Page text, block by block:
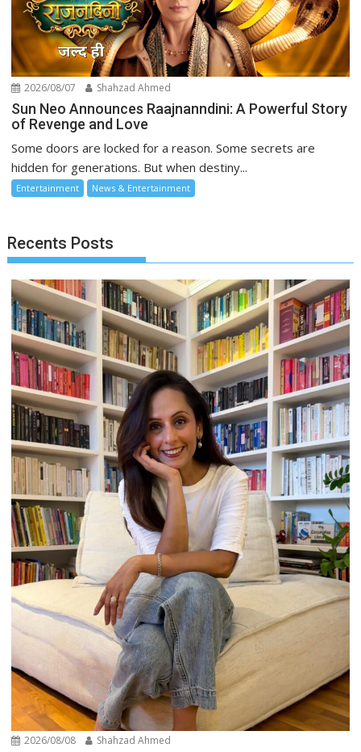
2026/08/07 Shahzad Ahmed
Sun Neo Announces Raajnanndini: A Powerful Story
of Revenge and Love
Some doors are locked for a reason. Some secrets are
hidden for generations. But when destiny...
Entertainment News & Entertainment
Recents Posts
2026/08/08 Shahzad Ahmed